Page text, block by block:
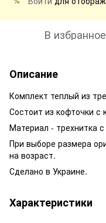
В избранное
Описание
Комплект теплый из
Состоит из кофточки
Материал - трехнитка
При выборе размера
на возраст.
Сделано в Украине.
Характеристики